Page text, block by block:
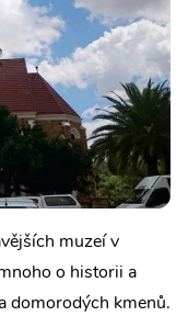
muzeí v
o historii a
domorodých kmenů.